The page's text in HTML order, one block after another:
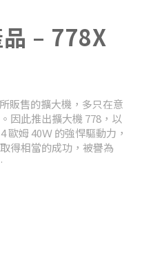
– 778X
販售的擴大機，多只在意
因此推出擴大機 778，以
歐姆 40Ｗ 的強悍驅動力，
得相當的成功，被譽為
的影子。窄面寬卻有更深
成左右對稱佈局，在黑色